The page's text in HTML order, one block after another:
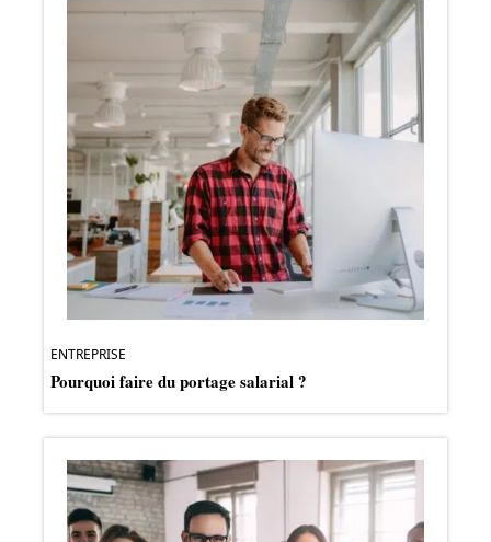
ENTREPRISE
Pourquoi faire du portage salarial ?